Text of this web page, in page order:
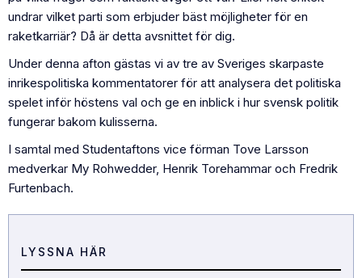
undrar vilket parti som erbjuder bäst möjligheter för en
raketkarriär? Då är detta avsnittet för dig.
Under denna afton gästas vi av tre av Sveriges skarpaste
inrikespolitiska kommentatorer för att analysera det politiska
spelet inför höstens val och ge en inblick i hur svensk politik
fungerar bakom kulisserna.
I samtal med Studentaftons vice förman Tove Larsson
medverkar My Rohwedder, Henrik Torehammar och Fredrik
Furtenbach.
LYSSNA HÄR